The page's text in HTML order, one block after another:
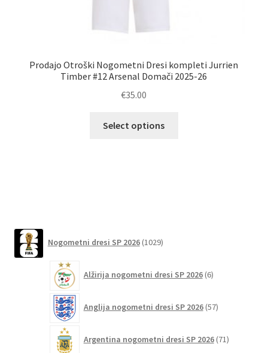
Prodajo Otroški Nogometni Dresi kompleti Jurrien
Timber #12 Arsenal Domači 2025-26
€35.00
Select options
Nogometni dresi SP 2026 1029izdelkov
Alžirija nogometni dresi SP 2026 6izdelkov
Anglija nogometni dresi SP 2026 57izdelkov
Argentina nogometni dresi SP 2026 71izdelkov